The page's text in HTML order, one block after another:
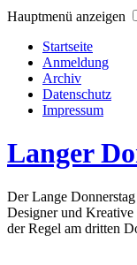
Hauptmenü anzeigen
Startseite
Anmeldung
Archiv
Datenschutz
Impressum
Langer
Der Lange
Designer und
der Regel am dritten